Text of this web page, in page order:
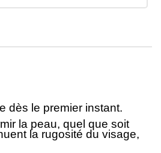
dès le premier instant.
la peau, quel que soit
la rugosité du visage,